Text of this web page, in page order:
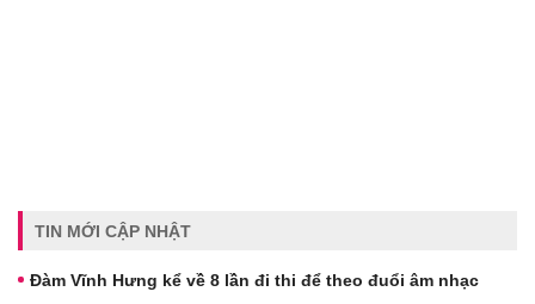
TIN MỚI CẬP NHẬT
Đàm Vĩnh Hưng kể về 8 lần đi thi để theo đuổi âm nhạc